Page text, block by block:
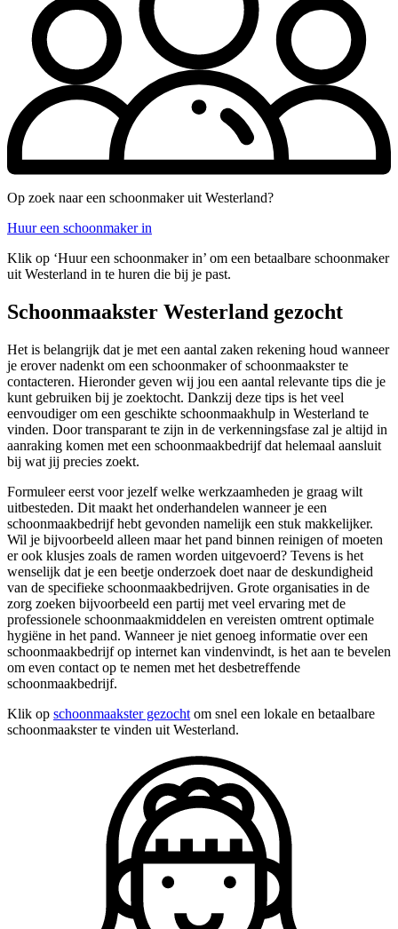
Op zoek naar een schoonmaker uit Westerland?
Huur een schoonmaker in
Klik op ‘Huur een schoonmaker in’ om een betaalbare schoonmaker
uit Westerland in te huren die bij je past.
Schoonmaakster Westerland gezocht
Het is belangrijk dat je met een aantal zaken rekening houd wanneer
je erover nadenkt om een schoonmaker of schoonmaakster te
contacteren. Hieronder geven wij jou een aantal relevante tips die je
kunt gebruiken bij je zoektocht. Dankzij deze tips is het veel
eenvoudiger om een geschikte schoonmaakhulp in Westerland te
vinden. Door transparant te zijn in de verkenningsfase zal je altijd in
aanraking komen met een schoonmaakbedrijf dat helemaal aansluit
bij wat jij precies zoekt.
Formuleer eerst voor jezelf welke werkzaamheden je graag wilt
uitbesteden. Dit maakt het onderhandelen wanneer je een
schoonmaakbedrijf hebt gevonden namelijk een stuk makkelijker.
Wil je bijvoorbeeld alleen maar het pand binnen reinigen of moeten
er ook klusjes zoals de ramen worden uitgevoerd? Tevens is het
wenselijk dat je een beetje onderzoek doet naar de deskundigheid
van de specifieke schoonmaakbedrijven. Grote organisaties in de
zorg zoeken bijvoorbeeld een partij met veel ervaring met de
professionele schoonmaakmiddelen en vereisten omtrent optimale
hygiëne in het pand. Wanneer je niet genoeg informatie over een
schoonmaakbedrijf op internet kan vindenvindt, is het aan te bevelen
om even contact op te nemen met het desbetreffende
schoonmaakbedrijf.
Klik op schoonmaakster gezocht om snel een lokale en betaalbare
schoonmaakster te vinden uit Westerland.